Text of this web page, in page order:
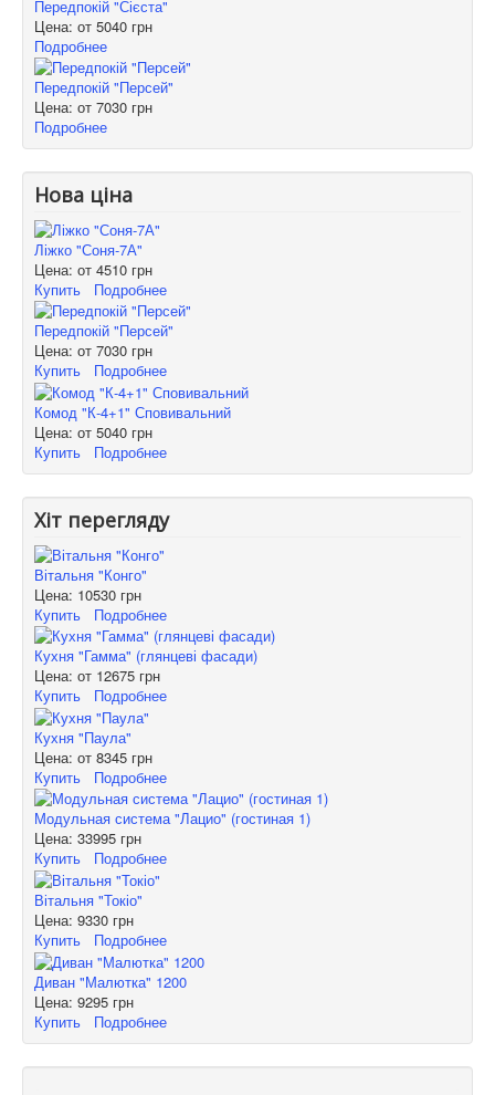
Передпокій "Сієста"
Цена: от 5040 грн
Подробнее
Передпокій "Персей"
Цена: от 7030 грн
Подробнее
Нова ціна
Ліжко "Соня-7А"
Цена: от 4510 грн
Купить
Подробнее
Передпокій "Персей"
Цена: от 7030 грн
Купить
Подробнее
Комод "К-4+1" Сповивальний
Цена: от 5040 грн
Купить
Подробнее
Хіт перегляду
Вітальня "Конго"
Цена: 10530 грн
Купить
Подробнее
Кухня "Гамма" (глянцеві фасади)
Цена: от 12675 грн
Купить
Подробнее
Кухня "Паула"
Цена: от 8345 грн
Купить
Подробнее
Модульная система "Лацио" (гостиная 1)
Цена: 33995 грн
Купить
Подробнее
Вітальня "Токіо"
Цена: 9330 грн
Купить
Подробнее
Диван "Малютка" 1200
Цена: 9295 грн
Купить
Подробнее